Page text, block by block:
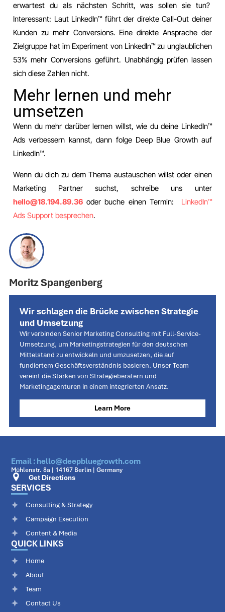
erwartest du als nächsten Schritt, was sollen sie tun?
Interessant: Laut LinkedIn™️ führt der direkte Call-Out deiner
Kunden zu mehr Conversions. Eine direkte Ansprache der
Zielgruppe hat im Experiment von LinkedIn™️ zu unglaublichen
53% mehr Conversions geführt. Unabhängig prüfen lassen
sich diese Zahlen nicht.
Mehr lernen und mehr
umsetzen
Wenn du mehr darüber lernen willst, wie du deine LinkedIn™️
Ads verbessern kannst, dann folge Deep Blue Growth auf
LinkedIn™️.
Wenn du dich zu dem Thema austauschen willst oder einen
Marketing Partner suchst, schreibe uns unter
hello@18.194.89.36 oder buche einen Termin: LinkedIn™️
Ads Support besprechen.
Moritz Spangenberg
Wir schlagen die Brücke zwischen Strategie
und Umsetzung
Wir verbinden Senior Marketing Consulting mit Full-Service-
Umsetzung, um Marketingstrategien für den deutschen
Mittelstand zu entwickeln und umzusetzen, die auf
fundiertem Geschäftsverständnis basieren. Unser Team
vereint die Stärken von Strategieberatern und
Marketingagenturen in einem integrierten Ansatz.
Learn More
QUICK LINKS
Home
About
Team
Contact Us
SERVICES
Consulting & Strategy
Campaign Execution
Content & Media
Email : hello@deepbluegrowth.com
Mühlenstr. 8a | 14167 Berlin | Germany
Get Directions